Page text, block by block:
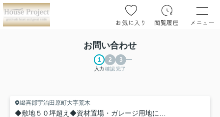
お気に入り 閲覧履歴 メニュー
お問い合わせ
入力 確認完了
綴喜郡宇治田原町大字荒木